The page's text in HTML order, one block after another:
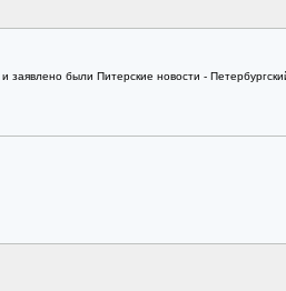
были Питерские новости -